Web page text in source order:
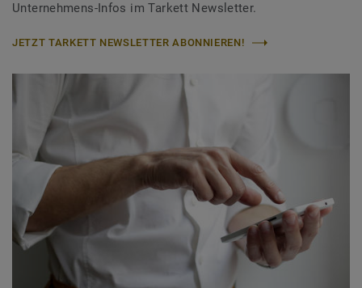
Unternehmens-Infos im Tarkett Newsletter.
JETZT TARKETT NEWSLETTER ABONNIEREN!